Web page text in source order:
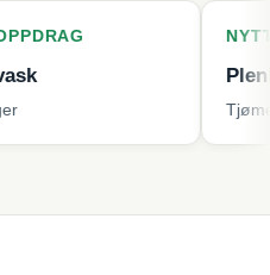
NYTT
Plenklipping